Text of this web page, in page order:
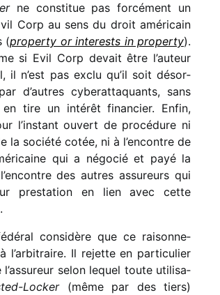
ne consti­tue pas forcé­ment un
Corp au sens du droit améri­cain
(property or inter­ests in property).
si Evil Corp devait être l’auteur
il n’est pas exclu qu’il soit désor­
d’autres cybe­rat­ta­quants, sans
en tire un inté­rêt finan­cier. Enfin,
l’instant ouvert de procé­dure ni
la société cotée, ni à l’encontre de
qui a négo­cié et payé la
des autres assu­reurs qui
pres­ta­tion en lien avec cette
consi­dère que ce raison­ne­
l’arbitraire. Il rejette en parti­cu­lier
l’assureur selon lequel toute utili­sa­
Locker(même par des tiers)